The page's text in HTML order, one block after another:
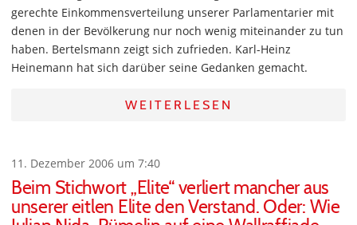
gerechte Einkommensverteilung unserer Parlamentarier mit
denen in der Bevölkerung nur noch wenig miteinander zu tun
haben. Bertelsmann zeigt sich zufrieden. Karl-Heinz
Heinemann hat sich darüber seine Gedanken gemacht.
WEITERLESEN
11. Dezember 2006 um 7:40
Beim Stichwort „Elite“ verliert mancher aus
unserer eitlen Elite den Verstand. Oder: Wie